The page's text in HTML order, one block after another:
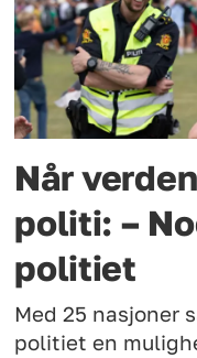
Når
politi: –
politiet
Med 25 nasjoner
politiet en